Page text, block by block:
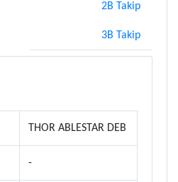
2B Takip
3B Takip
THOR ABLESTAR DEB
-